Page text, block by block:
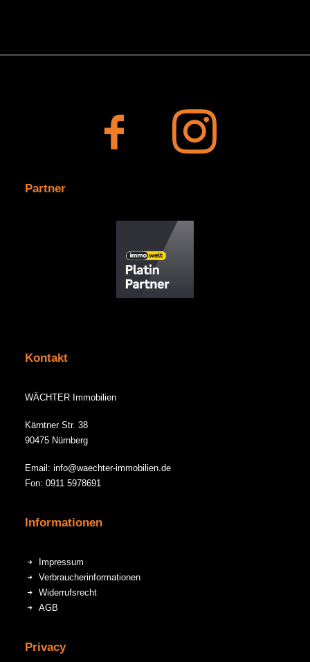
Partner
Kontakt
WÄCHTER Immobilien
Kärntner Str. 38
90475 Nürnberg
Email: info@waechter-immobilien.de
Fon: 0911 5978691
Informationen
Impressum
Verbraucherinformationen
Widerrufsrecht
AGB
Privacy